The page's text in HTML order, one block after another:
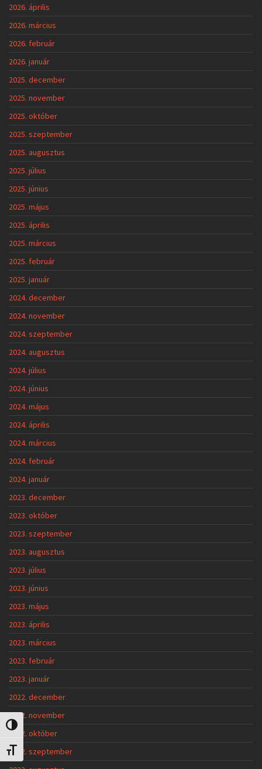
Nagy kontraszt váltása
Betűméret váltása
2026. április
2026. március
2026. február
2026. január
2025. december
2025. november
2025. október
2025. szeptember
2025. augusztus
2025. július
2025. június
2025. május
2025. április
2025. március
2025. február
2025. január
2024. december
2024. november
2024. szeptember
2024. augusztus
2024. július
2024. június
2024. május
2024. április
2024. március
2024. február
2024. január
2023. december
2023. október
2023. szeptember
2023. augusztus
2023. július
2023. június
2023. május
2023. április
2023. március
2023. február
2023. január
2022. december
2022. november
2022. október
2022. szeptember